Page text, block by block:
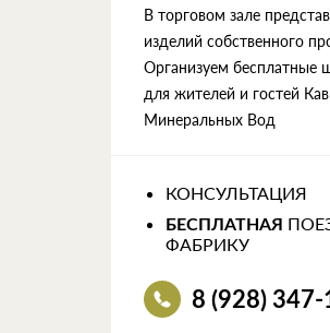
В торговом зале
изделий собственного
Организуем бесплатные
для жителей и гостей
Минеральных Вод
КОНСУЛЬТАЦИЯ
БЕСПЛАТНАЯ
ФАБРИКУ
8 (928)